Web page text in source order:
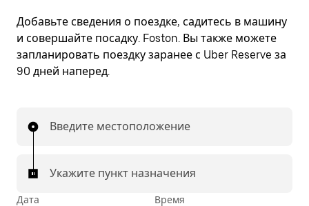
Добавьте сведения о поездке, садитесь в машину
и совершайте посадку. Foston. Вы также можете
запланировать поездку заранее с Uber Reserve за
90 дней наперед.
Введите местоположение
Укажите пункт назначения
Дата Время